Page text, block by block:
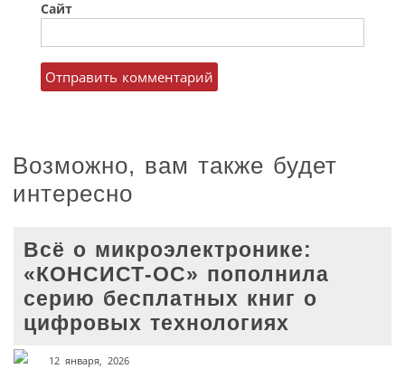
Сайт
Возможно, вам также будет
интересно
Всё о микроэлектронике:
«КОНСИСТ-ОС» пополнила
серию бесплатных книг о
цифровых технологиях
12 января, 2026